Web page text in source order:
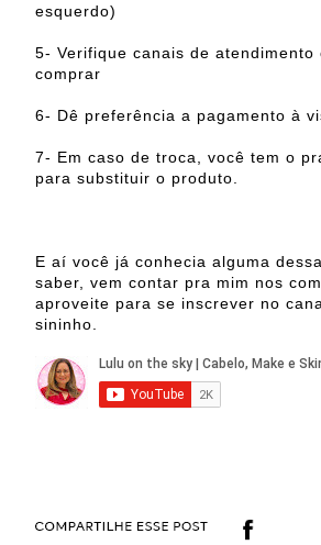
esquerdo)
5- Verifique canais de atendimento
comprar
6- Dê preferência a pagamento à
7- Em caso de troca, você tem o
para substituir o produto.
E aí você já conhecia alguma
saber, vem contar pra mim nos
aproveite para se inscrever no
sininho.